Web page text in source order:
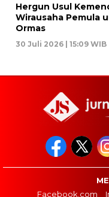
Hergun Usul
Wirausaha Pemula
Ormas
30 Juli 2026 | 15:09 WIB
Facebook.com